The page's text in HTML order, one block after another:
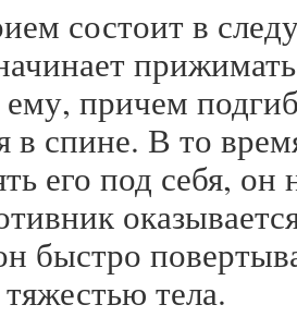
состоит в
ему, причем
в спине. В то
его под себя, он
быстро
тела.